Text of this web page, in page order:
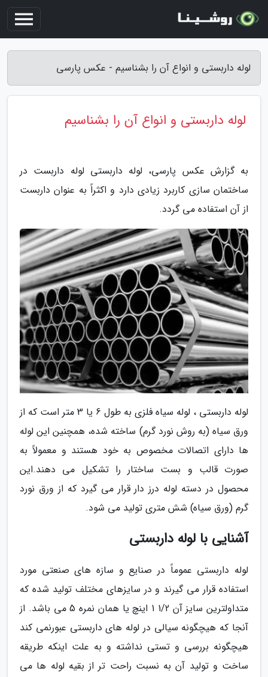
لوله داربستی و انواع آن را بشناسیم - عکس پارسی
لوله داربستی و انواع آن را بشناسیم
به گزارش عکس پارسی، لوله داربستی لوله داربست در
ساختمان سازی کاربرد زیادی دارد و اکثراً به عنوان داربست
از آن استفاده می گردد.
لوله داربستی ، لوله سیاه فلزی به طول 6 یا 3 متر است که از
ورق سیاه (به روش نورد گرم) ساخته شده، همچنین این لوله
ها دارای اتصالات مخصوص به خود هستند و معمولاً به
صورت قالب و بست ساختار را تشکیل می دهند.این
محصول در دسته لوله درز دار قرار می گیرد که از ورق نورد
گرم (ورق سیاه) شش متری تولید می شود.
آشنایی با لوله داربستی
لوله داربستی عموماً در صنایع و سازه های صنعتی مورد
استفاده قرار می گیرند و در سایزهای مختلف تولید شده که
متداولترین سایز آن 1/2 1 اینچ یا همان نمره 5 می باشد. از
آنجا که هیچگونه سیالی در لوله های داربستی عبورنمی کند
هیچگونه بررسی و تستی نداشته و به علت اینکه طریقه
ساخت و تولید آن به نسبت راحت تر از بقیه لوله ها می